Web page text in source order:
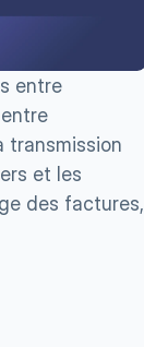
entre
transmission
et les
des factures,